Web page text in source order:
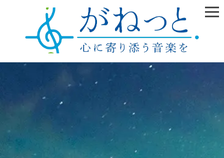
雲の上はいつも晴れ